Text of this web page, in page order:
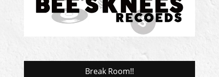
Break Room!!